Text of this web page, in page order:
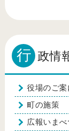
行 政情
役場のご案
町の施策
広報いまべ